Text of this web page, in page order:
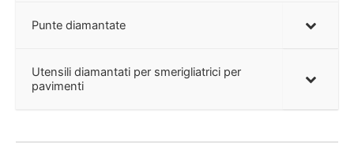
Punte diamantate
Utensili diamantati per smerigliatrici per
pavimenti